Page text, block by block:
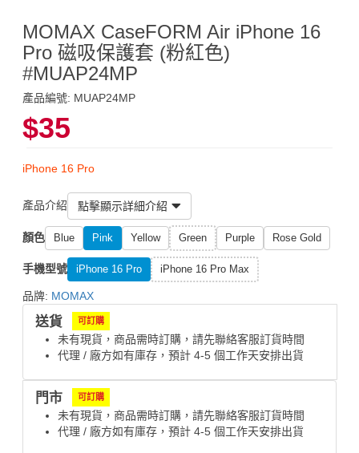
MOMAX CaseFORM Air iPhone 16
Pro 磁吸保護套 (粉紅色)
#MUAP24MP
產品編號: MUAP24MP
$35
iPhone 16 Pro
產品介紹 點擊顯示詳細介紹
顏色 Blue Pink Yellow Green Purple Rose Gold
手機型號 iPhone 16 Pro iPhone 16 Pro Max
品牌: MOMAX
送貨 可訂購
未有現貨，商品需時訂購，請先聯絡客服訂貨時間
代理 / 廠方如有庫存，預計 4-5 個工作天安排出貨
門市 可訂購
未有現貨，商品需時訂購，請先聯絡客服訂貨時間
代理 / 廠方如有庫存，預計 4-5 個工作天安排出貨